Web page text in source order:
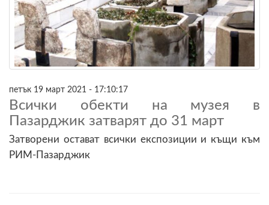
петък 19 март 2021 - 17:10:17
Всички обекти на музея в
Пазарджик затварят до 31 март
Затворени остават всички експозиции и къщи към
РИМ-Пазарджик